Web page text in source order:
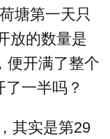
塘第一天只
放的数量是
便开满了整个
一半吗？
其实是第29